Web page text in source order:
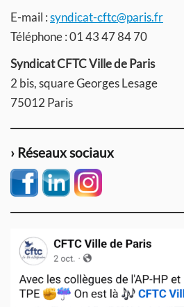
E-mail :syndicat-cftc@paris.fr
Téléphone : 01 43 47 84 70
Syndicat CFTC Ville de Paris
2 bis, square Georges Lesage
75012 Paris
› Réseaux sociaux